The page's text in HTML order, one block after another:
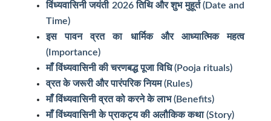
विंध्यवासिनी जयंती 2026 तिथि और शुभ मुहूर्त (Date and
Time)
इस पावन व्रत का धार्मिक और आध्यात्मिक महत्व
(Importance)
माँ विंध्यवासिनी की चरणबद्ध पूजा विधि (Pooja rituals)
व्रत के जरूरी और पारंपरिक नियम (Rules)
माँ विंध्यवासिनी व्रत को करने के लाभ (Benefits)
माँ विंध्यवासिनी के प्राकट्य की अलौकिक कथा (Story)